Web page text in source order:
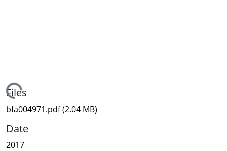
Loading...
Files
bfa004971.pdf(2.04 MB)
Date
2017